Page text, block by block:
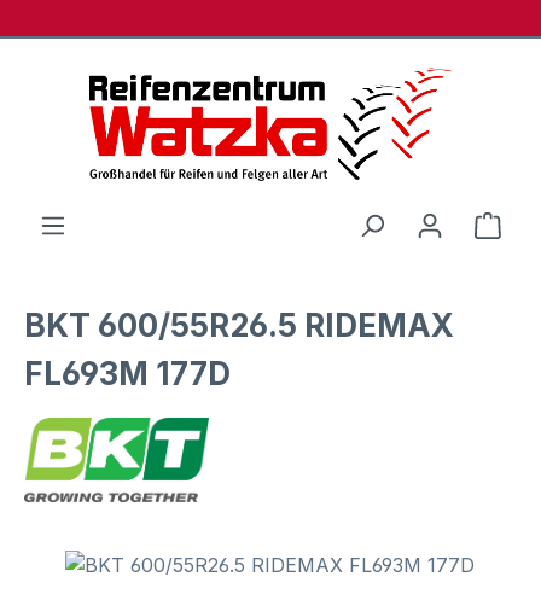
BKT 600/55R26.5 RIDEMAX
FL693M 177D
Bildergalerie überspringen